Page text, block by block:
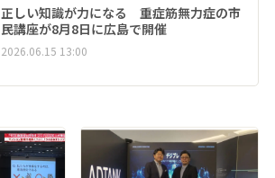
正しい知識が力になる 重症筋無力症の市
民講座が8月8日に広島で開催
2026.06.15 13:00